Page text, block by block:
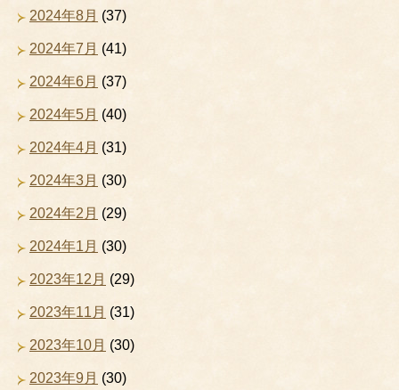
2024年8月 (37)
2024年7月 (41)
2024年6月 (37)
2024年5月 (40)
2024年4月 (31)
2024年3月 (30)
2024年2月 (29)
2024年1月 (30)
2023年12月 (29)
2023年11月 (31)
2023年10月 (30)
2023年9月 (30)